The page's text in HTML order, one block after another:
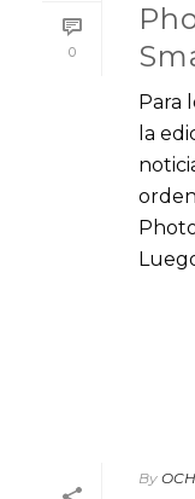
0
Para
la
By